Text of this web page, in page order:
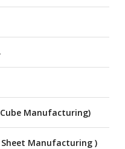
Manufacturing)
Sheet Manufacturing )